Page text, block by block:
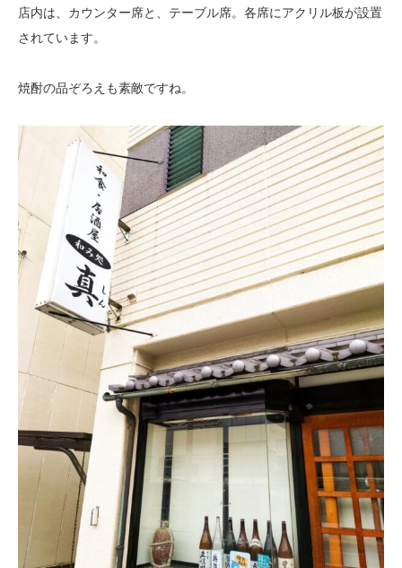
店内は、カウンター席と、テーブル席。各席にアクリル板が設置
されています。
焼酎の品ぞろえも素敵ですね。